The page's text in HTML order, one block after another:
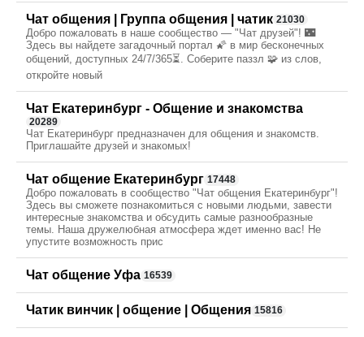
Чат общения | Группа общения | чатик 21030
Добро пожаловать в наше сообщество — "Чат друзей"! 🌃
Здесь вы найдете загадочный портал 🌠 в мир бесконечных
общений, доступных 24/7/365⏳. Соберите паззл 🧩 из слов,
откройте новый
Чат Екатеринбург - Общение и знакомства
20289
Чат Екатеринбург предназначен для общения и знакомств.
Приглашайте друзей и знакомых!
Чат общение Екатеринбург 17448
Добро пожаловать в сообщество "Чат общения Екатеринбург"!
Здесь вы сможете познакомиться с новыми людьми, завести
интересные знакомства и обсудить самые разнообразные
темы. Наша дружелюбная атмосфера ждет именно вас! Не
упустите возможность прис
Чат общение Уфа 16539
Чатик винчик | общение | Общения 15816